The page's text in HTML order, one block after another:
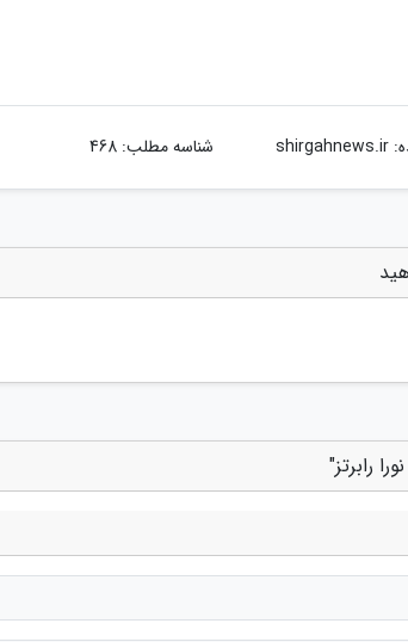
shirgahnews.ir شناسه مطلب: 468
رابرتز"